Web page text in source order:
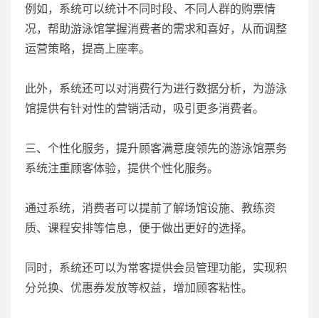
例如，系统可以统计不同时段、不同人群的购票情
况，帮助游泳馆掌握消费者的需求和喜好，从而调整
运营策略，提高上座率。
此外，系统还可以对消费行为进行数据分析，为游泳
馆提供有针对性的营销活动，吸引更多消费者。
三、个性化服务，提升顾客满意度领先的游泳馆票务
系统注重顾客体验，提供个性化服务。
通过系统，消费者可以提前了解场馆设施、教练资
质、课程安排等信息，便于做出更好的选择。
同时，系统还可以为常客提供会员管理功能，实现积
分兑换、优惠券发放等权益，增加顾客粘性。